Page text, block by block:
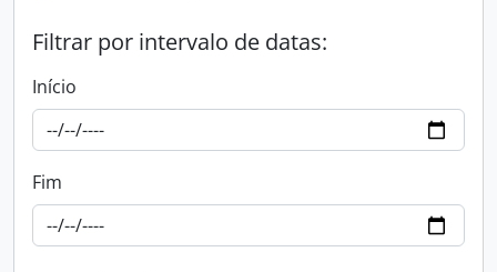
Filtrar por intervalo de datas:
Início
Fim